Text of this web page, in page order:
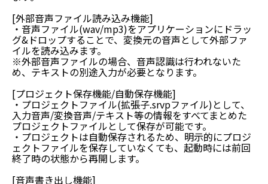
[外部音声ファイル読み込み機能]
・音声ファイル(wav/mp3)をアプリケーションにドラッ
グ&ドロップすることで、変換元の音声として外部ファ
イルを読み込みます。
※外部音声ファイルの場合、音声認識は行われないた
め、テキストの別途入力が必要となります。
[プロジェクト保存機能/自動保存機能]
・プロジェクトファイル(拡張子.srvpファイル)として、
入力音声/変換音声/テキスト等の情報をすべてまとめた
プロジェクトファイルとして保存が可能です。
・プロジェクトは自動保存されるため、明示的にプロジ
ェクトファイルを保存していなくても、起動時には前回
終了時の状態から再開します。
[音声書き出し機能]